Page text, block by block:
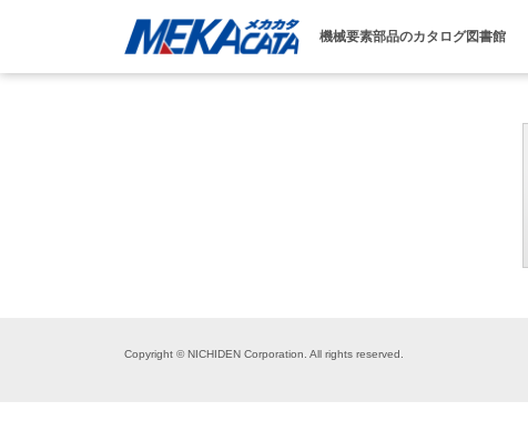
機械要素部品のカタログ図書館
Copyright © NICHIDEN Corporation. All rights reserved.